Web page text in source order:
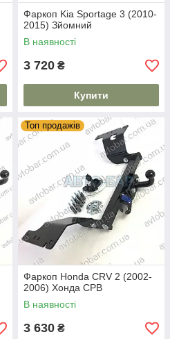
Фаркоп Kia Sportage 3 (2010-
2015) Зйомний
В наявності
3 720 ₴
Купити
Топ продажів
Фаркоп Honda CRV 2 (2002-
2006) Хонда СРВ
В наявності
3 630 ₴